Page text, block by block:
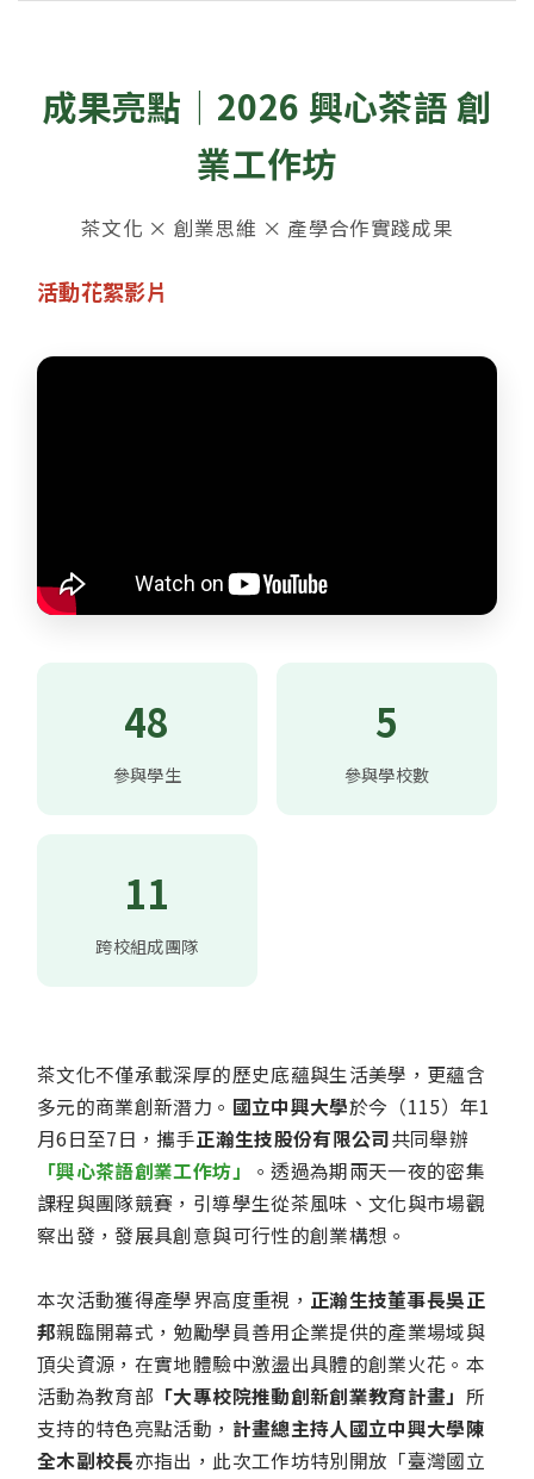
成果亮點｜2026 興心茶語 創
業工作坊
茶文化 × 創業思維 × 產學合作實踐成果
活動花絮影片
48
參與學生
5
參與學校數
11
跨校組成團隊
茶文化不僅承載深厚的歷史底蘊與生活美學，更蘊含
多元的商業創新潛力。 國立中興大學於今（115）年1
月6日至7日，攜手正瀚生技股份有限公司共同舉辦
「興心茶語創業工作坊」
。透過為期兩天一夜的密集
課程與團隊競賽，引導學生從茶風味、文化與市場觀
察出發，發展具創意與可行性的創業構想。
本次活動獲得產學界高度重視， 正瀚生技董事長吳正
邦親臨開幕式，勉勵學員善用企業提供的產業場域與
頂尖資源，在實地體驗中激盪出具體的創業火花。本
活動為教育部 「大專校院推動創新創業教育計畫」 所
支持的特色亮點活動， 計畫總主持人國立中興大學陳
全木副校長亦指出，此次工作坊特別開放「臺灣國立